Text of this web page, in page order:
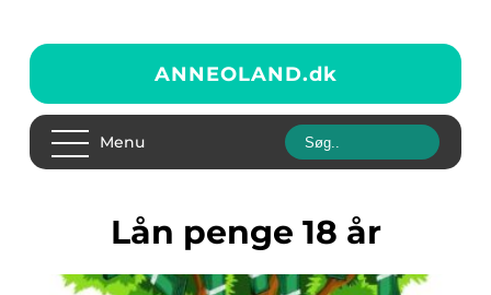
ANNEOLAND.dk
Menu
lån penge 18 år